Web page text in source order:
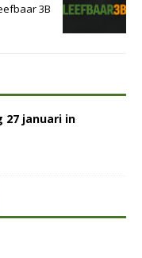
3B
27 januari in